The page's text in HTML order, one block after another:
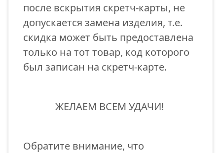
после вскрытия скретч-карты, не
допускается замена изделия, т.е.
скидка может быть предоставлена
только на тот товар, код которого
был записан на скретч-карте.
ЖЕЛАЕМ ВСЕМ УДАЧИ!
Обратите внимание, что